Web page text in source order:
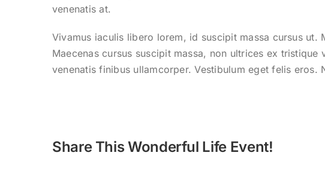
venenatis at.
Vivamus iaculis libero lorem, id suscipit massa cursus
Maecenas cursus suscipit massa, non ultrices ex
venenatis finibus ullamcorper. Vestibulum eget felis
Share This Wonderful Life Event!